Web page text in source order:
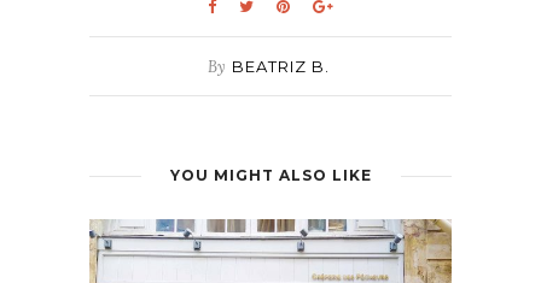
By BEATRIZ B.
YOU MIGHT ALSO LIKE